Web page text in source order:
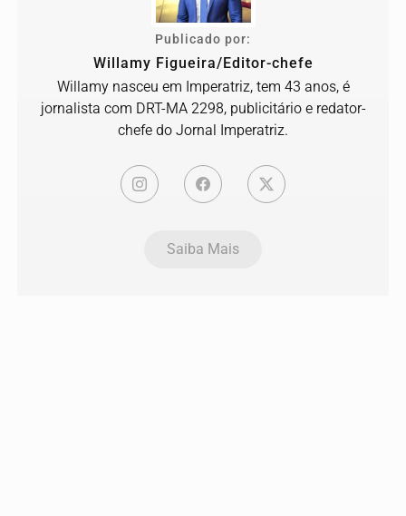
Publicado por:
Willamy Figueira/Editor-chefe
Willamy nasceu em Imperatriz, tem 43 anos, é
jornalista com DRT-MA 2298, publicitário e redator-
chefe do Jornal Imperatriz.
Saiba Mais